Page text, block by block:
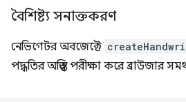
বৈশিষ্ট্য সনাক্তকরণ
নেভিগেটর অবজেক্টে
পদ্ধতির অস্তিত্ব পরীক্ষা করে ব্রাউজার